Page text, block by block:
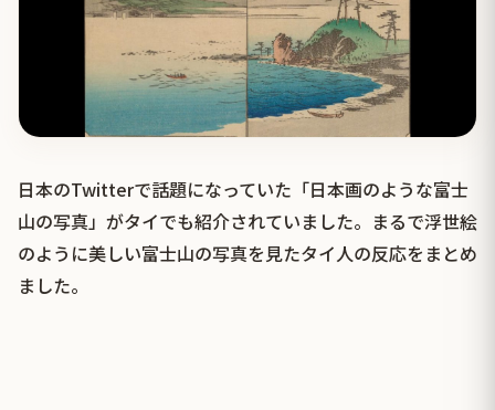
日本のTwitterで話題になっていた「日本画のような富士
山の写真」がタイでも紹介されていました。まるで浮世絵
のように美しい富士山の写真を見たタイ人の反応をまとめ
ました。